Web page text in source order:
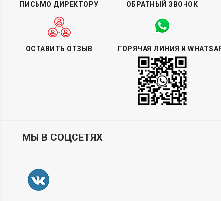
ПИСЬМО ДИРЕКТОРУ ОБРАТНЫЙ ЗВОНОК
ОСТАВИТЬ ОТЗЫВ ГОРЯЧАЯ ЛИНИЯ И
МЫ В СОЦСЕТЯХ